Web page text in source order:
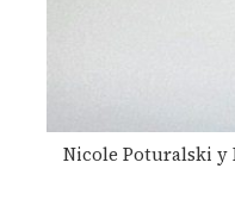
Nicole Poturalski y